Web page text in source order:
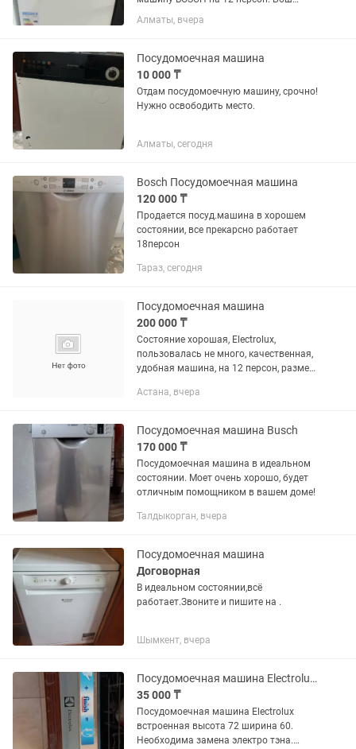
настоящий- не Китай. Состояние
идеальное. Пользовались совсем не
Включает в себя 5 режимов мойки с...
Алматы, вчера
Посудомоечная машина
10 000 ₸
Отдам посудомоечную машину, срочно!
Нужно освободить место.
Алматы, сегодня
Bosch Посудомоечная машина
120 000 ₸
Продается посуд.машина в хорошем
состоянии, все прекарсно работает
18персон
Тараз, сегодня
Посудомоечная машина
200 000 ₸
Состояние хорошая, Electrolux,
пользовалась не много, качественная,
удобная машина, на 12 персон, размер
Астана, вчера
Посудомоечная машина Busch
170 000 ₸
Посудомоечная машина в идеальном
состоянии. Моет очень хорошо, будет
отличным помощником в вашем доме!
Талдыкорган, вчера
Посудомоечная машина
Договорная
В идеальном состоянии,всё
работает.Звоните и пишите на .
Шымкент, вчера
Посудомоечная машина Electrolux встроенная высота 72 ширина 60
35 000 ₸
Посудомоечная машина Electrolux
встроенная высота 72 ширина 60.
Необходима замена электро тэна.